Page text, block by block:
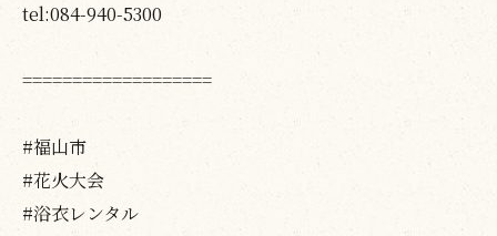
tel:084-940-5300
===================
#福山市
#花火大会
#浴衣レンタル